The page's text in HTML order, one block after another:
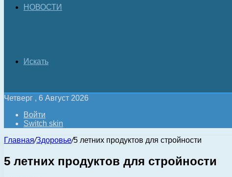
НОВОСТИ
Искать
Четверг , 6 Август 2026
Войти
Switch skin
Главная/Здоровье/5 летних продуктов для стройности
5 летних продуктов для стройности